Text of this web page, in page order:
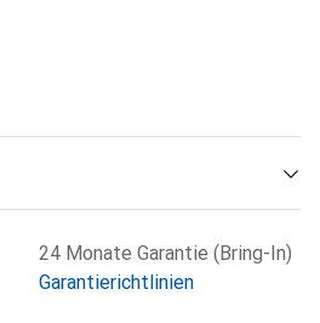
24 Monate Garantie (Bring-In)
Garantierichtlinien